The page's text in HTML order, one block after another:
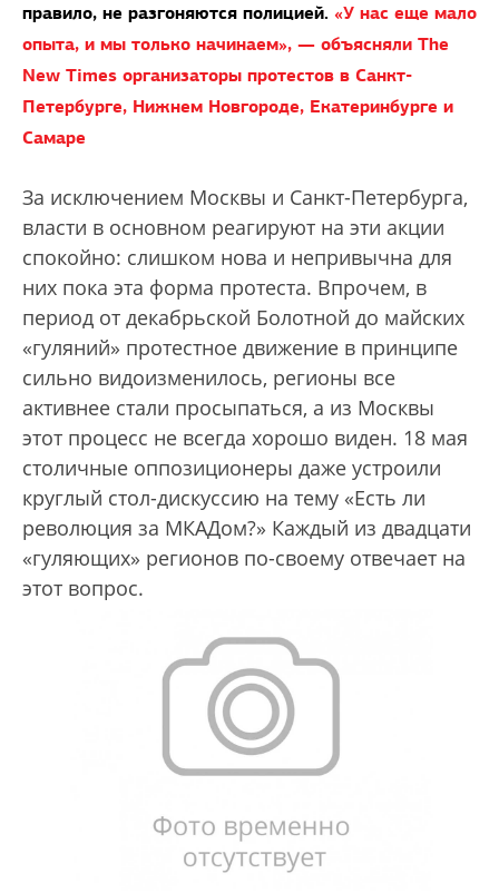
правило, не разгоняются полицией. «У нас еще мало
опыта, и мы только начинаем», — объясняли The
New Times организаторы протестов в Санкт-
Петербурге, Нижнем Новгороде, Екатеринбурге и
Самаре
За исключением Москвы и Санкт-Петербурга,
власти в основном реагируют на эти акции
спокойно: слишком нова и непривычна для
них пока эта форма протеста. Впрочем, в
период от декабрьской Болотной до майских
«гуляний» протестное движение в принципе
сильно видоизменилось, регионы все
активнее стали просыпаться, а из Москвы
этот процесс не всегда хорошо виден. 18 мая
столичные оппозиционеры даже устроили
круглый стол-дискуссию на тему «Есть ли
революция за МКАДом?» Каждый из двадцати
«гуляющих» регионов по-своему отвечает на
этот вопрос.